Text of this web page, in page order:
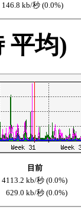
146.8 kb/秒 (0.0%)
平均)
目前
4113.2 kb/秒 (0.0%)
629.0 kb/秒 (0.0%)